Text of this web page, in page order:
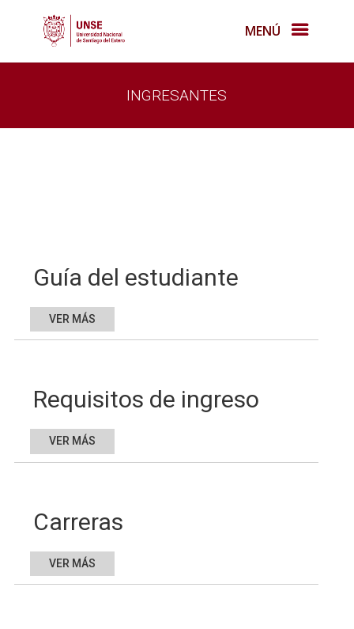
MENÚ
INGRESANTES
Guía del estudiante
VER MÁS
Requisitos de ingreso
VER MÁS
Carreras
VER MÁS